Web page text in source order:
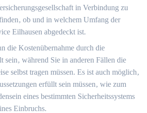
in Verbindung zu
ob und in welchem Umfang der
Eilhausen abgedeckt ist.​
die Kostenübernahme durch die
sein‚ während Sie in anderen Fällen die
selbst tragen müssen.​ Es ist auch möglich‚
erfüllt sein müssen‚ wie zum
eines bestimmten Sicherheitssystems
Einbruchs.​